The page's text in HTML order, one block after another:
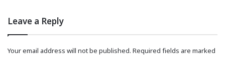
Leave a Reply
Your email address will not be published. Required fields are marked